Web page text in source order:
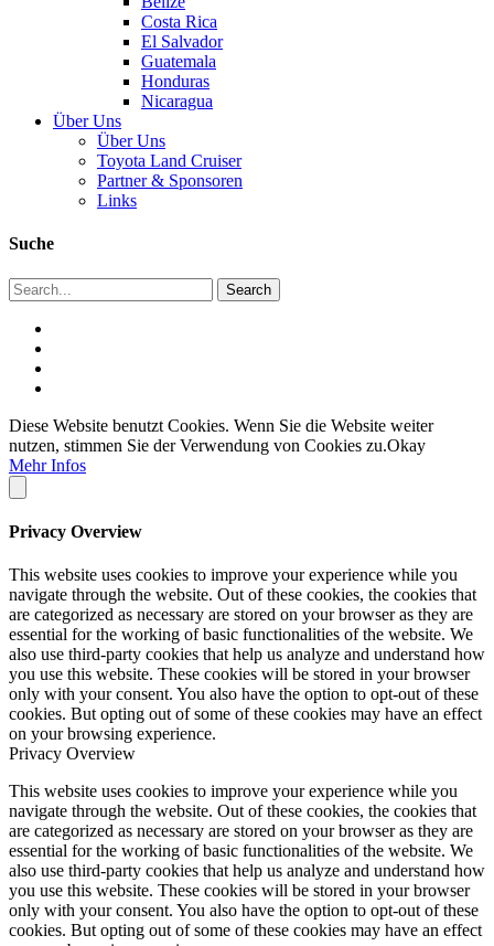
Costa Rica
El Salvador
Guatemala
Honduras
Nicaragua
Über Uns
Über Uns
Toyota Land Cruiser
Partner & Sponsoren
Links
Suche
Diese Website benutzt Cookies. Wenn Sie die Website weiter
nutzen, stimmen Sie der Verwendung von Cookies zu.Okay
Mehr Infos
Privacy Overview
This website uses cookies to improve your experience while you
navigate through the website. Out of these cookies, the cookies that
are categorized as necessary are stored on your browser as they are
essential for the working of basic functionalities of the website. We
also use third-party cookies that help us analyze and understand how
you use this website. These cookies will be stored in your browser
only with your consent. You also have the option to opt-out of these
cookies. But opting out of some of these cookies may have an effect
on your browsing experience.
Privacy Overview
This website uses cookies to improve your experience while you
navigate through the website. Out of these cookies, the cookies that
are categorized as necessary are stored on your browser as they are
essential for the working of basic functionalities of the website. We
also use third-party cookies that help us analyze and understand how
you use this website. These cookies will be stored in your browser
only with your consent. You also have the option to opt-out of these
cookies. But opting out of some of these cookies may have an effect